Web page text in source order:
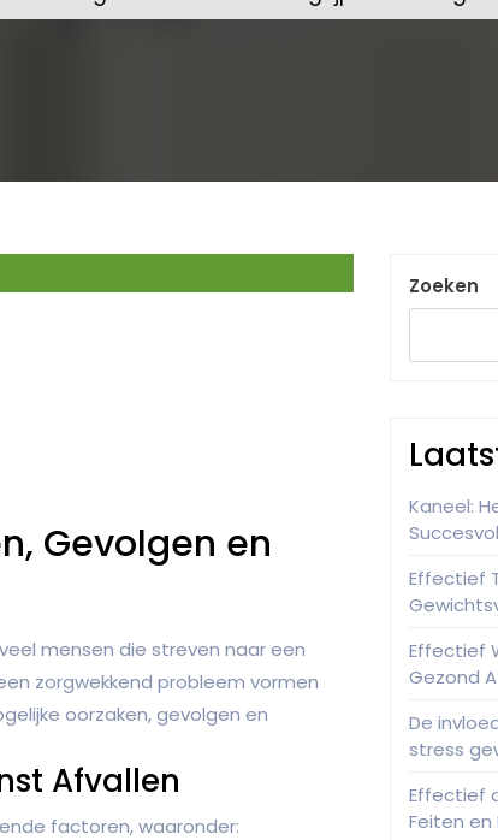
Gevolgen en
mensen die streven naar een
zorgwekkend probleem vormen
oorzaken, gevolgen en
Afvallen
factoren, waaronder:
Zoeken
Kaneel:
Effectief
Effectief
Gezond
De
stress
Effectief
Feiten en